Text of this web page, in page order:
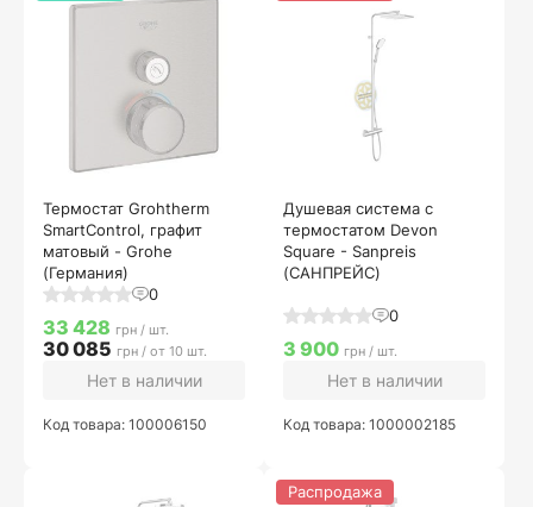
Термостат Grohtherm
SmartControl, графит
матовый - Grohe
(Германия)
0
33 428 грн / шт.
30 085 грн / от 10 шт.
Нет в наличии
Код товара: 100006150
Душевая система с
термостатом Devon
Square - Sanpreis
(САНПРЕЙС)
0
3 900 грн / шт.
Нет в наличии
Код товара: 1000002185
Распродажа